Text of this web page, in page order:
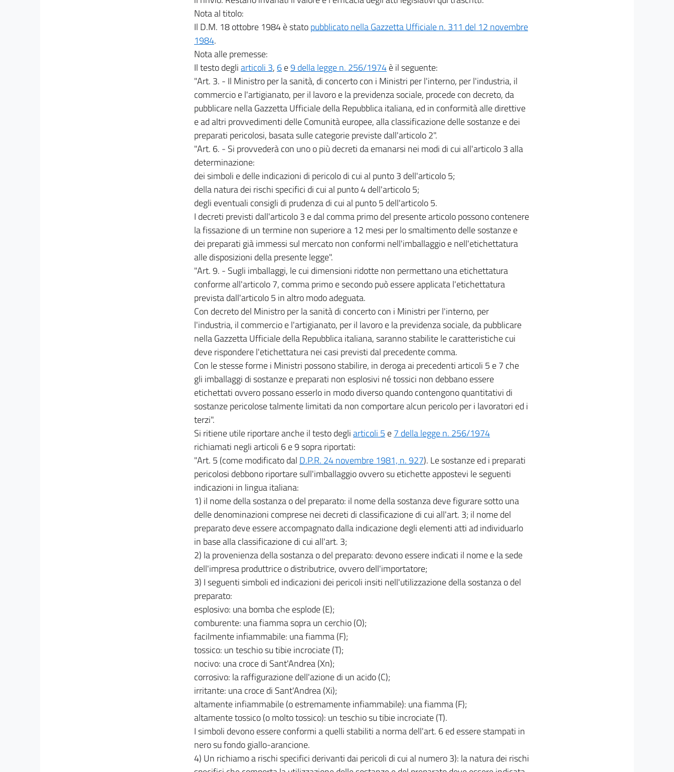
Nota al titolo:
Il D.M. 18 ottobre 1984 è statopubblicato nella Gazzetta Ufficiale n. 311 del 12 novembre
1984.
Nota alle premesse:
Il testo degliarticoli 3, 6e9 della legge n. 256/1974è il seguente:
"Art. 3. - Il Ministro per la sanità, di concerto con i Ministri per l'interno, per l'industria, il
commercio e l'artigianato, per il lavoro e la previdenza sociale, procede con decreto, da
pubblicare nella Gazzetta Ufficiale della Repubblica italiana, ed in conformità alle direttive
e ad altri provvedimenti delle Comunità europee, alla classificazione delle sostanze e dei
preparati pericolosi, basata sulle categorie previste dall'articolo 2".
"Art. 6. - Si provvederà con uno o più decreti da emanarsi nei modi di cui all'articolo 3 alla
determinazione:
dei simboli e delle indicazioni di pericolo di cui al punto 3 dell'articolo 5;
della natura dei rischi specifici di cui al punto 4 dell'articolo 5;
degli eventuali consigli di prudenza di cui al punto 5 dell'articolo 5.
I decreti previsti dall'articolo 3 e dal comma primo del presente articolo possono contenere
la fissazione di un termine non superiore a 12 mesi per lo smaltimento delle sostanze e
dei preparati già immessi sul mercato non conformi nell'imballaggio e nell'etichettatura
alle disposizioni della presente legge".
"Art. 9. - Sugli imballaggi, le cui dimensioni ridotte non permettano una etichettatura
conforme all'articolo 7, comma primo e secondo può essere applicata l'etichettatura
prevista dall'articolo 5 in altro modo adeguata.
Con decreto del Ministro per la sanità di concerto con i Ministri per l'interno, per
l'industria, il commercio e l'artigianato, per il lavoro e la previdenza sociale, da pubblicare
nella Gazzetta Ufficiale della Repubblica italiana, saranno stabilite le caratteristiche cui
deve rispondere l'etichettatura nei casi previsti dal precedente comma.
Con le stesse forme i Ministri possono stabilire, in deroga ai precedenti articoli 5 e 7 che
gli imballaggi di sostanze e preparati non esplosivi né tossici non debbano essere
etichettati ovvero possano esserlo in modo diverso quando contengono quantitativi di
sostanze pericolose talmente limitati da non comportare alcun pericolo per i lavoratori ed i
terzi".
Si ritiene utile riportare anche il testo degliarticoli 5 e7 della legge n. 256/1974
richiamati negli articoli 6 e 9 sopra riportati:
"Art. 5 (come modificato dal D.P.R. 24 novembre 1981, n. 927). Le sostanze ed i preparati
pericolosi debbono riportare sull'imballaggio ovvero su etichette appostevi le seguenti
indicazioni in lingua italiana:
1) il nome della sostanza o del preparato: il nome della sostanza deve figurare sotto una
delle denominazioni comprese nei decreti di classificazione di cui all'art. 3; il nome del
preparato deve essere accompagnato dalla indicazione degli elementi atti ad individuarlo
in base alla classificazione di cui all'art. 3;
2) la provenienza della sostanza o del preparato: devono essere indicati il nome e la sede
dell'impresa produttrice o distributrice, ovvero dell'importatore;
3) I seguenti simboli ed indicazioni dei pericoli insiti nell'utilizzazione della sostanza o del
preparato:
esplosivo: una bomba che esplode (E);
comburente: una fiamma sopra un cerchio (O);
facilmente infiammabile: una fiamma (F);
tossico: un teschio su tibie incrociate (T);
nocivo: una croce di Sant'Andrea (Xn);
corrosivo: la raffigurazione dell'azione di un acido (C);
irritante: una croce di Sant'Andrea (Xi);
altamente infiammabile (o estremamente infiammabile): una fiamma (F);
altamente tossico (o molto tossico): un teschio su tibie incrociate (T).
I simboli devono essere conformi a quelli stabiliti a norma dell'art. 6 ed essere stampati in
nero su fondo giallo-arancione.
4) Un richiamo a rischi specifici derivanti dai pericoli di cui al numero 3): la natura dei rischi